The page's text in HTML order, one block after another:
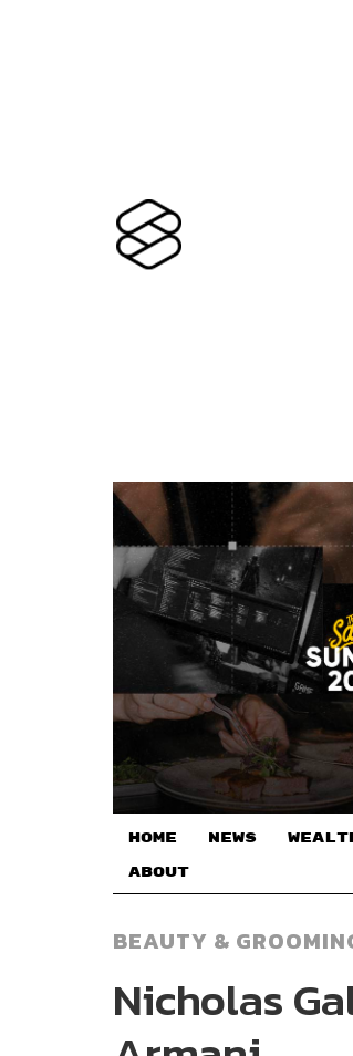
HOME NEWS
ABOUT
BEAUTY &
Nicholas